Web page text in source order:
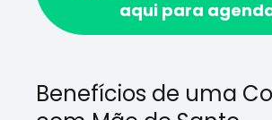
aqui para
Benefícios de uma